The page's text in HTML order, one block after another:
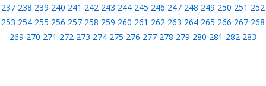
237 238 239 240 241 242 243 244 245 246 247 248 249 250 251 252
253 254 255 256 257 258 259 260 261 262 263 264 265 266 267 268
269 270 271 272 273 274 275 276 277 278 279 280 281 282 283